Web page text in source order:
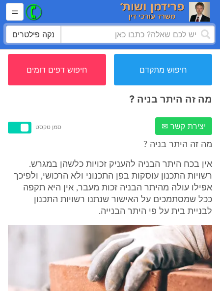
נקה פילטרים
חיפוש מתקדם חיפוש דפים דומים
מה זה היתר בניה ?
יצירת קשר ✉ סמן טקסט
מה זה היתר בניה ?
אין בכח היתר הבניה להעניק זכויות כלשהן במגרש.
רשויות התכנון עוסקות בפן התכנוני ולא הרכושי, ולפיכך
אפילו עולה מהיתר הבניה זכות מעבר, אין היא תקפה
ככל שמסתמכים על האישור שנתנו רשויות התכנון
לבניית בית על פי היתר הבנייה.